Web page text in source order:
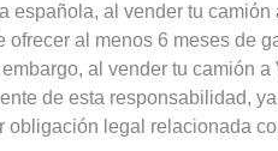
española, al vender tu camión
ofrecer al menos 6 meses de
al vender tu camión a
de esta responsabilidad,
obligación legal relacionada